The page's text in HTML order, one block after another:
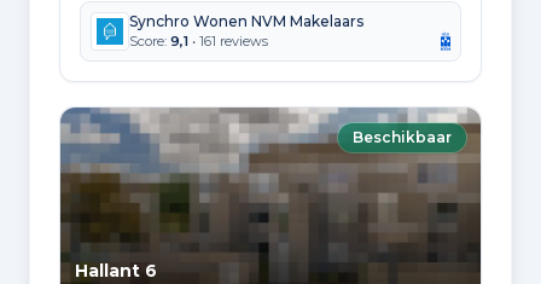
Synchro Wonen NVM Makelaars
Score: 9,1 • 161 reviews
Beschikbaar
Hallant 6